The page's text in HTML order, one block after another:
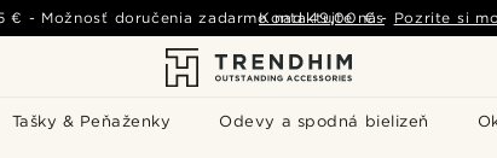
Tašky & Peňaženky Odevy a spodná bielizeň
€ - Možnosť doručenia zadarmo nad 49,00 € - Pozrite si
Kontaktujte nás